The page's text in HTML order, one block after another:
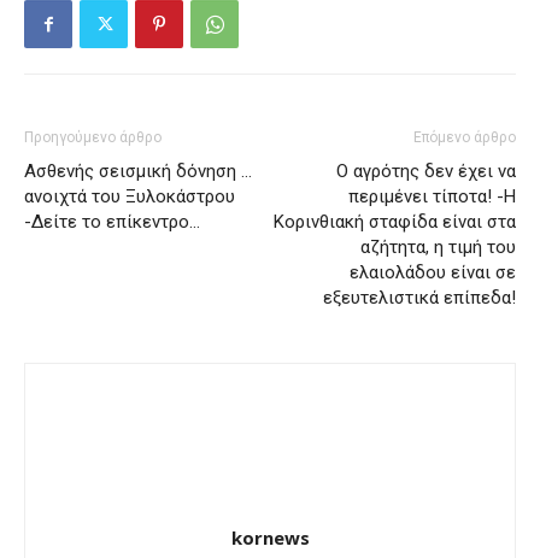
Προηγούμενο άρθρο
Ασθενής σεισμική δόνηση …
ανοιχτά του Ξυλοκάστρου
-Δείτε το επίκεντρο…
Επόμενο άρθρο
Ο αγρότης δεν έχει να
περιμένει τίποτα! -Η
Κορινθιακή σταφίδα είναι στα
αζήτητα, η τιμή του
ελαιολάδου είναι σε
εξευτελιστικά επίπεδα!
kornews